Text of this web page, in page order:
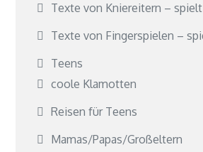
Texte von Kniereitern –
Texte von Fingerspielen –
Teens
coole Klamotten
Reisen für Teens
Mamas/Papas/Großeltern